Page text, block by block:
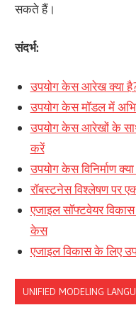
सकते हैं।
संदर्भ:
उपयोग केस आरेख क्या
उपयोग केस मॉडल में
उपयोग केस आरेखों के
करें
उपयोग केस विनिर्माण
रॉबस्टनेस विश्लेषण पर
एजाइल सॉफ्टवेयर
केस
एजाइल विकास के लिए
UNIFIED MODELING